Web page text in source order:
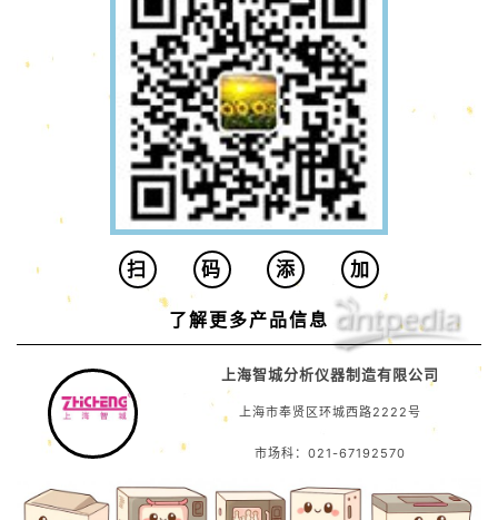
扫 码 添 加
了解更多产品信息
上海智城分析仪器制造有限公司
上海市奉贤区环城西路2222号
市场科：021-67192570